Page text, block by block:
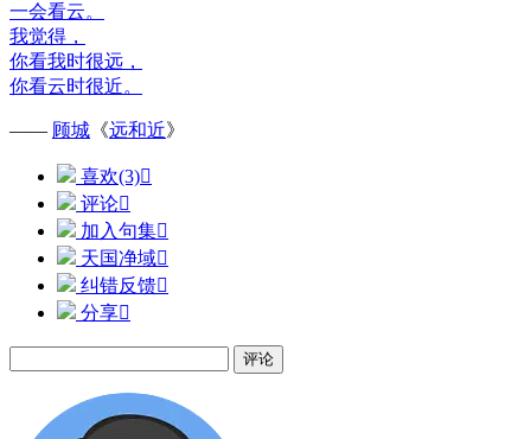
一会看云。
我觉得，
你看我时很远，
你看云时很近。
—— 顾城 《远和近》
喜欢(3)
评论
加入句集
天国净域
纠错反馈
分享
评论